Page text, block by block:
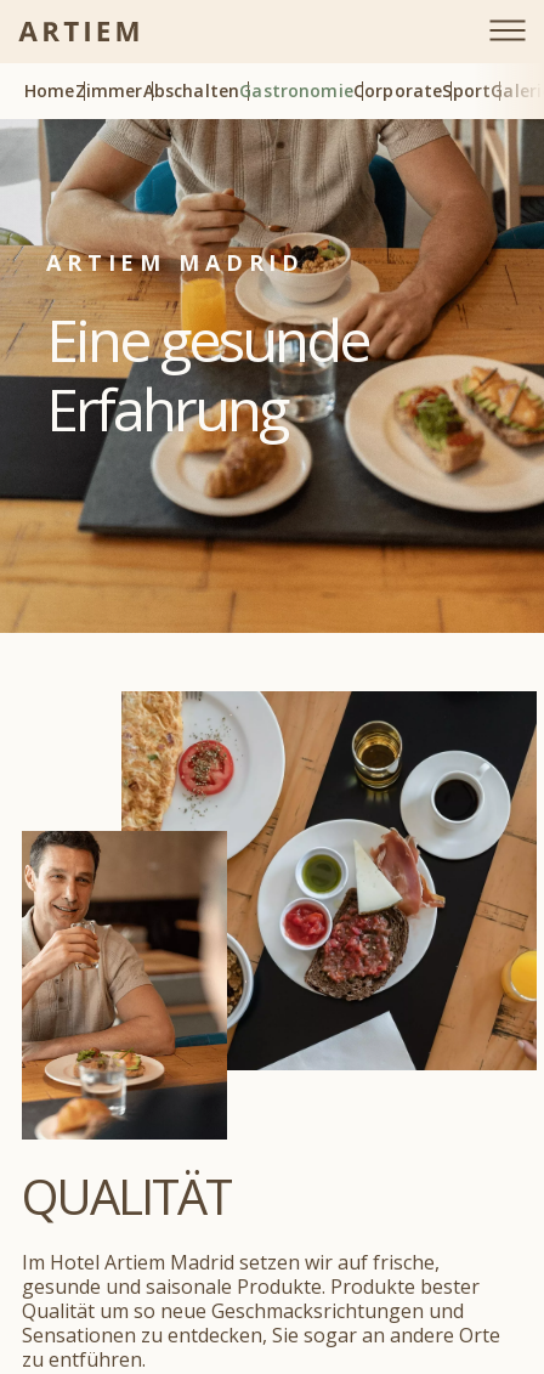
HomeZimmerAbschaltenGastronomieCorporateSport
ARTIEM MADRID
Eine gesunde
Erfahrung
QUALITÄT
Im Hotel Artiem Madrid setzen wir auf frische,
gesunde und saisonale Produkte. Produkte bester
Qualität um so neue Geschmacksrichtungen und
Sensationen zu entdecken, Sie sogar an andere Orte
zu entführen.